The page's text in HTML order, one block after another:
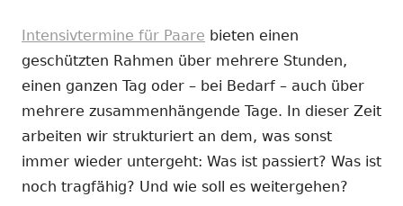
Intensivtermine für Paare bieten einen
geschützten Rahmen über mehrere Stunden,
einen ganzen Tag oder – bei Bedarf – auch über
mehrere zusammenhängende Tage. In dieser Zeit
arbeiten wir strukturiert an dem, was sonst
immer wieder untergeht: Was ist passiert? Was ist
noch tragfähig? Und wie soll es weitergehen?